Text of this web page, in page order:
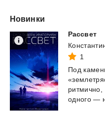
Новинки
Рассвет
1
Под
одного —